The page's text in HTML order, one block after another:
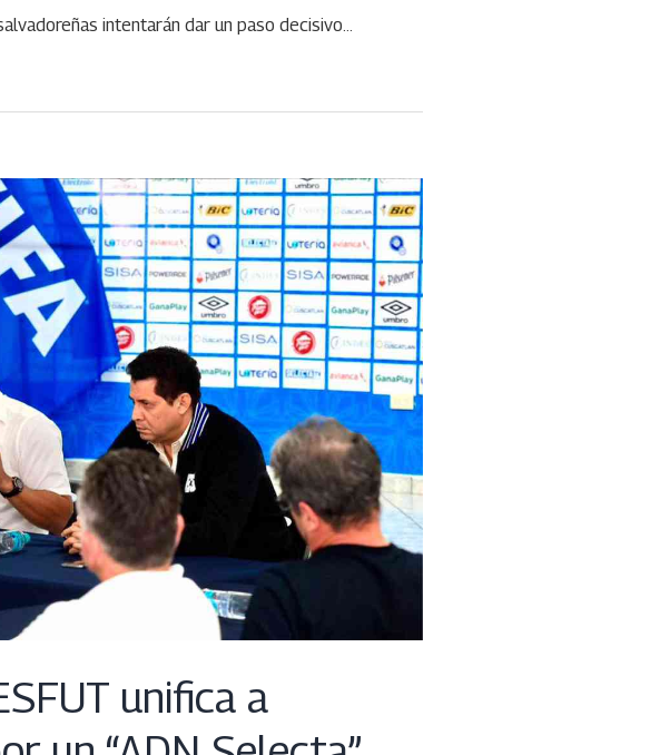
intentarán dar un paso decisivo…
unifica a